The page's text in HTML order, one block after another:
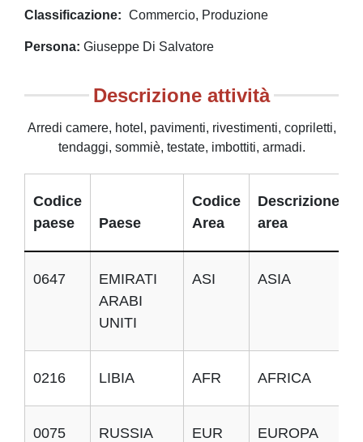
Classificazione
Commercio Produzione
Persona Giuseppe Di Salvatore
Descrizione attività
Arredi camere, hotel, pavimenti, rivestimenti, copriletti,
tendaggi, sommiè, testate, imbottiti, armadi.
Codice
paese
Paese
Codice
Area
Descrizione
area
0647
EMIRATI
ARABI
UNITI
ASI ASIA
0216 LIBIA AFR AFRICA
0075 RUSSIA EUR EUROPA